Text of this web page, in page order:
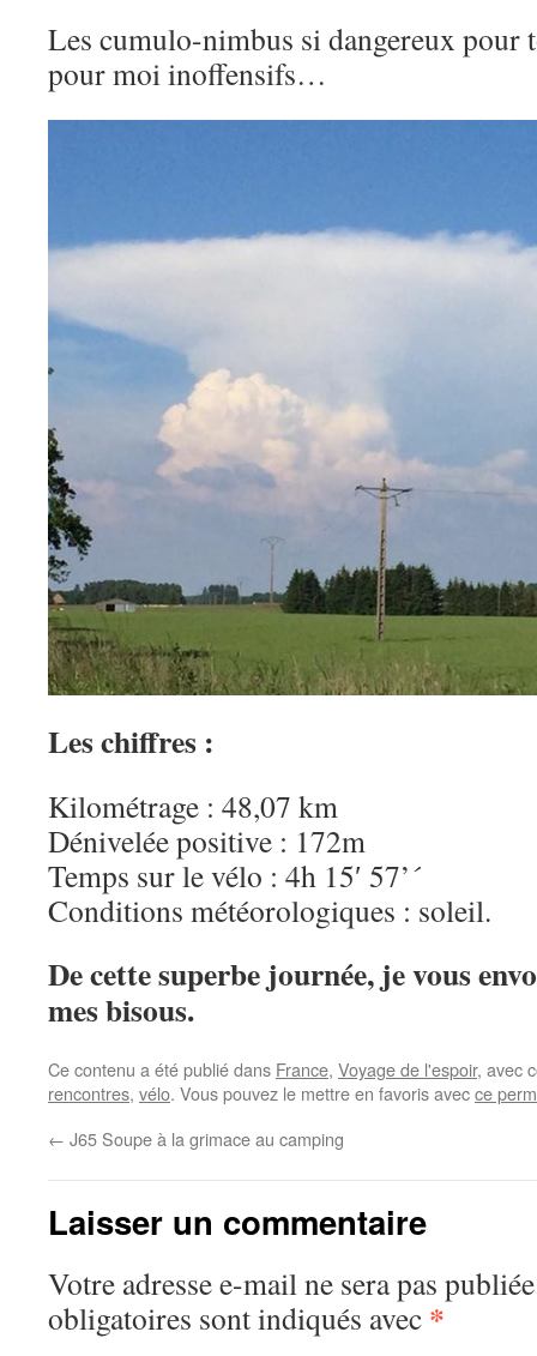
Les cumulo-nimbus si dangereux pour
pour moi inoffensifs…
Les chiffres :
Kilométrage : 48,07 km
Dénivelée positive : 172m
Temps sur le vélo : 4h 15′ 57’´
Conditions météorologiques : soleil.
De cette superbe journée, je vous
mes bisous.
Ce contenu a été publié dans France, Voyage de l'espoir, avec
rencontres, vélo. Vous pouvez le mettre en favoris avecce
← J65 Soupe à la grimace au camping
Laisser un commentaire
Votre adresse e-mail ne sera pas
obligatoires sont indiqués avec *